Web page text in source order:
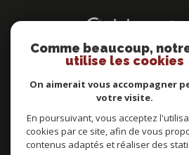
ADHÉRENTS
Comme beaucoup,
utilise les cookies
On aimerait vous accompagner
votre visite.
En poursuivant, vous acceptez
cookies par ce site, afin de vous
contenus adaptés et réaliser des